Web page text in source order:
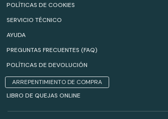
POLÍTICAS DE COOKIES
SERVICIO TÉCNICO
AYUDA
PREGUNTAS FRECUENTES (FAQ)
POLÍTICAS DE DEVOLUCIÓN
ARREPENTIMIENTO DE COMPRA
LIBRO DE QUEJAS ONLINE